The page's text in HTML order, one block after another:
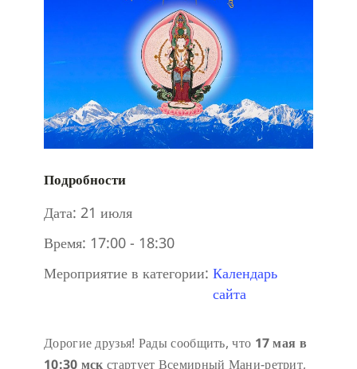
Подробности
Дата: 21 июля
Время: 17:00 - 18:30
Мероприятие в категории: Календарь
сайта
Дорогие друзья! Рады сообщить, что 17 мая в
10:30 мск стартует Всемирный Мани-ретрит,